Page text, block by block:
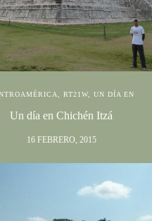
RT21W UN DÍA EN
Un día en Chichén Itzá
16 FEBRERO, 2015